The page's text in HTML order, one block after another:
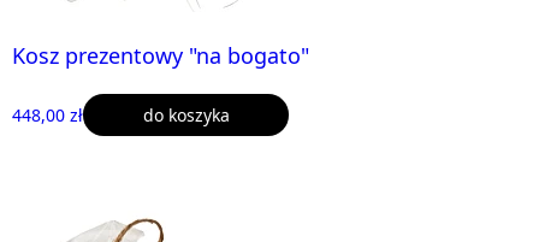
Kosz prezentowy "na bogato"
448,00 zł do koszyka